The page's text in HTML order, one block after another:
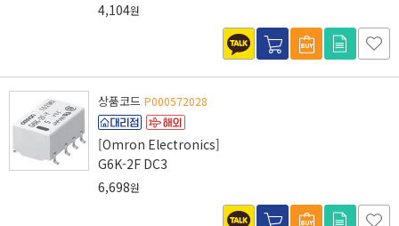
4,104원
상품코드 P000572028
[Omron Electronics]
G6K-2F DC3
6,698원